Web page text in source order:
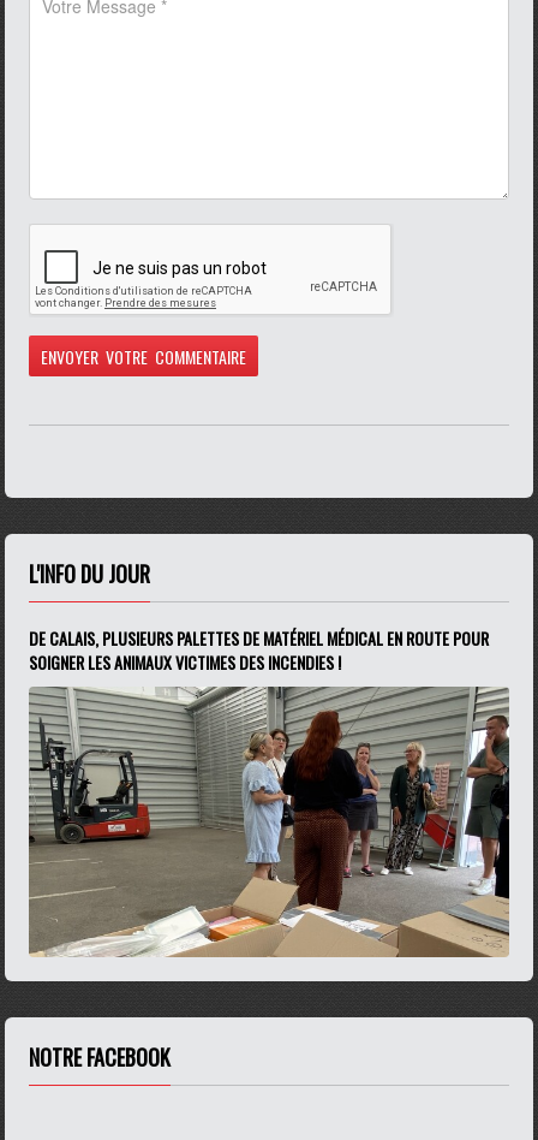
L'INFO DU JOUR
DE CALAIS, PLUSIEURS PALETTES DE MATÉRIEL MÉDICAL EN ROUTE POUR
SOIGNER LES ANIMAUX VICTIMES DES INCENDIES !
NOTRE FACEBOOK